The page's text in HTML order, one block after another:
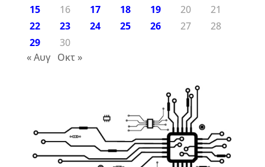
15
16 17 18 19 20
21
22
23 24 25 26 27
28
29
30
« Αυγ
Οκτ »